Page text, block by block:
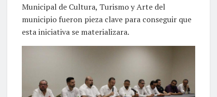
Municipal de Cultura, Turismo y Arte del
municipio fueron pieza clave para conseguir que
esta iniciativa se materializara.